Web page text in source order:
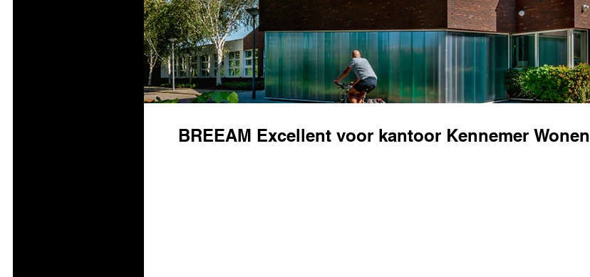
BREEAM Excellent voor kantoor Kennemer Wonen